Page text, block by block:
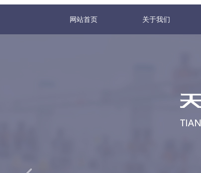
网站首页 关于我们